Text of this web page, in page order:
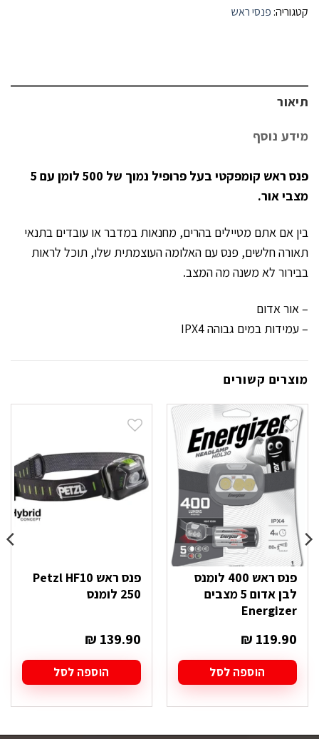
קטגוריה: פנסי ראש
תיאור
מידע נוסף
פנס ראש קומפקטי בעל פרופיל נמוך של 500 לומן עם 5
מצבי אור.
בין אם אתם מטיילים בהרים, מחנאות במדבר או עובדים בתנאי
תאורה חלשים, פנס עם האלומה העוצמתית שלו, תוכל לראות
בבירור לא משנה מה המצב.
– אור אדום
– עמידות במים גבוהה IPX4
מוצרים קשורים
פנס ראש 400 לומנס
לבן אדום 5 מצבים
Energizer
₪ 119.90
הוספה לסל
פנס ראש Petzl HF10
250 לומנס
₪ 139.90
הוספה לסל